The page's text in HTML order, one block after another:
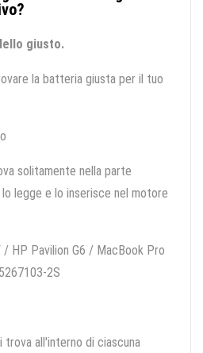
giusto.
la batteria giusta per il tuo
solitamente nella parte
legge e lo inserisce nel motore
/ HP Pavilion G6 / MacBook Pro
2S
trova all'interno di ciascuna